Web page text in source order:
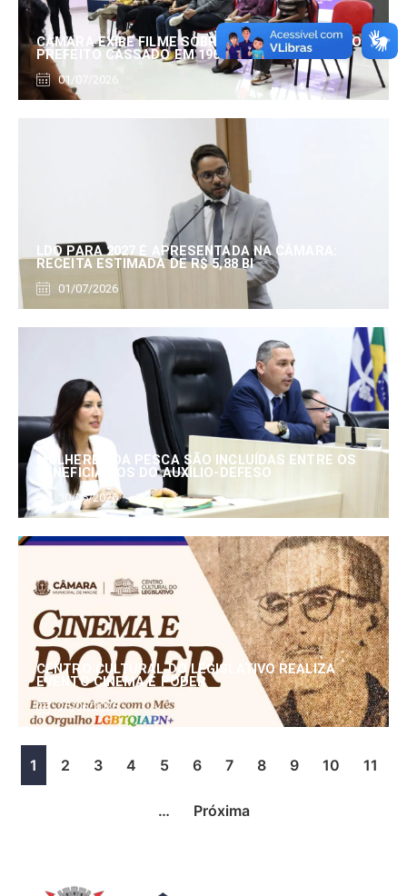
CÂMARA EXIBE FILME SOBRE EDUARDO SERRANO,
PREFEITO CASSADO EM 1960
01/07/2026
LDO PARA 2027 É APRESENTADA NA CÂMARA:
RECEITA ESTIMADA DE R$ 5,88 BI
01/07/2026
MULHERES DA PESCA SÃO INCLUÍDAS ENTRE OS
BENEFICIÁRIOS DO AUXÍLIO-DEFESO
30/06/2026
CENTRO CULTURAL DO LEGISLATIVO REALIZA
EVENTO CINEMA E PODER
25/06/2026
1 2 3 4 5 6 7 8 9 10 11
… Próxima